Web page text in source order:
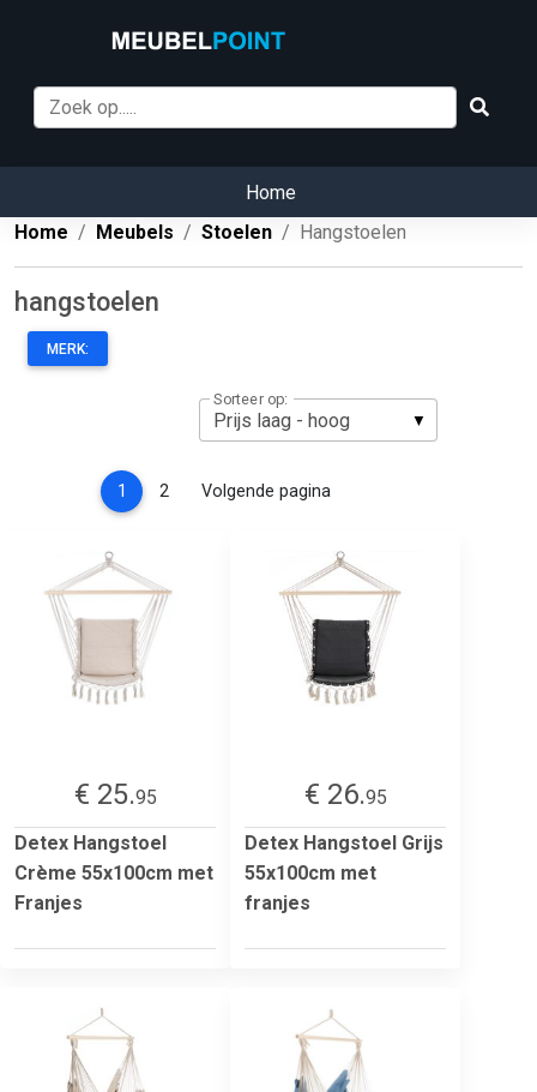
Home
Home
Meubels Stoelen Hangstoelen
hangstoelen
MERK:
Sorteer op:
1 (current)
2 Volgende pagina
€ 25.95
Detex Hangstoel
Crème 55x100cm met
Franjes
€ 26.95
Detex Hangstoel Grijs
55x100cm met
franjes